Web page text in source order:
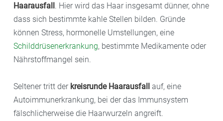
Haarausfall. Hier wird das Haar insgesamt dünner, ohne
dass sich bestimmte kahle Stellen bilden. Gründe
können Stress, hormonelle Umstellungen, eine
Schilddrüsenerkrankung, bestimmte Medikamente oder
Nährstoffmangel sein.
Seltener tritt der kreisrunde Haarausfall auf, eine
Autoimmunerkrankung, bei der das Immunsystem
fälschlicherweise die Haarwurzeln angreift.